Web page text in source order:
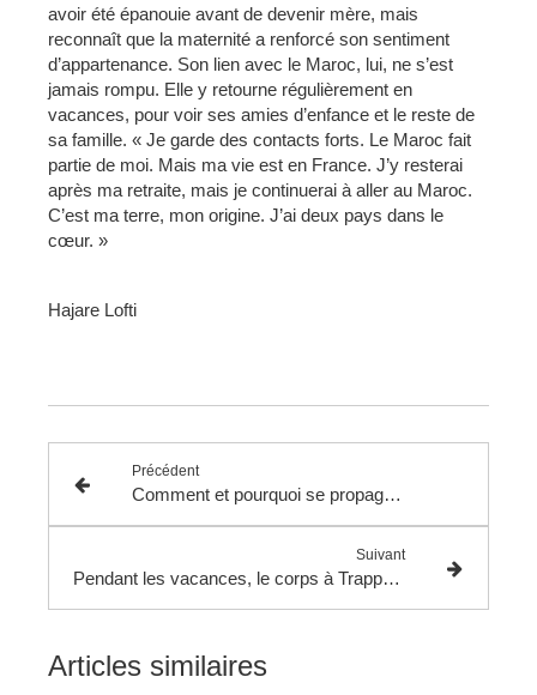
avoir été épanouie avant de devenir mère, mais
reconnaît que la maternité a renforcé son sentiment
d’appartenance. Son lien avec le Maroc, lui, ne s’est
jamais rompu. Elle y retourne régulièrement en
vacances, pour voir ses amies d’enfance et le reste de
sa famille. « Je garde des contacts forts. Le Maroc fait
partie de moi. Mais ma vie est en France. J’y resterai
après ma retraite, mais je continuerai à aller au Maroc.
C’est ma terre, mon origine. J’ai deux pays dans le
cœur. »
Hajare Lofti
Précédent
Comment et pourquoi se propagent les fausses informations ?
Suivant
Pendant les vacances, le corps à Trappes, la tête au Sénégal
Articles similaires